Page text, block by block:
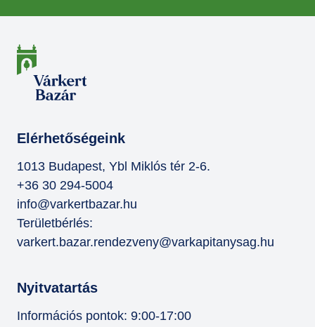
Elérhetőségeink
1013 Budapest, Ybl Miklós tér 2-6.
+36 30 294-5004
info@varkertbazar.hu
Területbérlés:
varkert.bazar.rendezveny@varkapitanysag.hu
Nyitvatartás
Információs pontok: 9:00-17:00